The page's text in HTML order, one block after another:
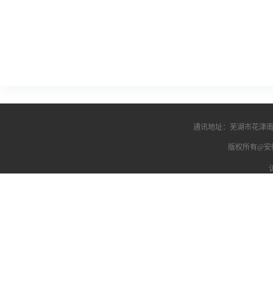
通讯地址：芜湖市花津
版权所有@